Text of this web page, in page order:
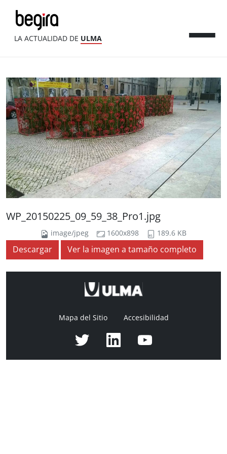
LA ACTUALIDAD DE ULMA
WP_20150225_09_59_38_Pro1.jpg
image/jpeg 1600x898 189.6 KB
Descargar Ver la imagen a tamaño completo
Mapa del Sitio Accesibilidad